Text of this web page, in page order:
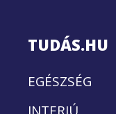
TUDÁS.HU
EGÉSZSÉG